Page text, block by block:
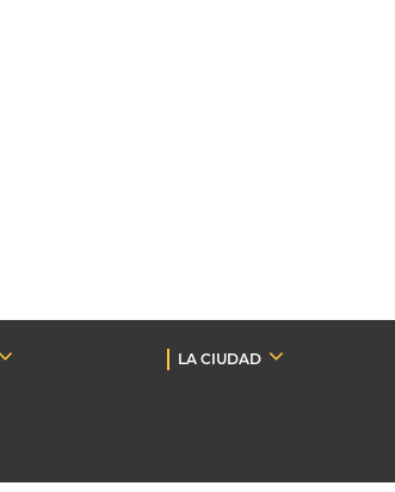
LA CIUDAD